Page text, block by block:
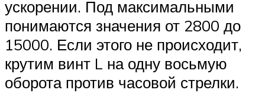
ускорении. Под максимальными
понимаются значения от 2800 до
15000. Если этого не происходит,
крутим винт L на одну восьмую
оборота против часовой стрелки.